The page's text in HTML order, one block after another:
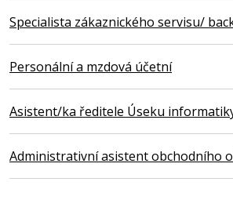
Specialista zákaznického servisu/
Personální a mzdová účetní
Asistent/ka ředitele Úseku
Administrativní asistent obchodního